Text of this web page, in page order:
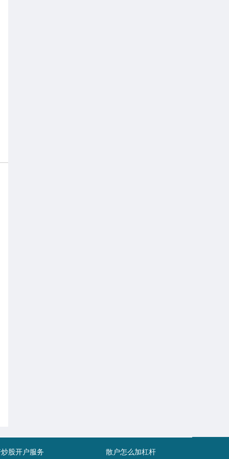
股开户服务 散户怎么加杠杆